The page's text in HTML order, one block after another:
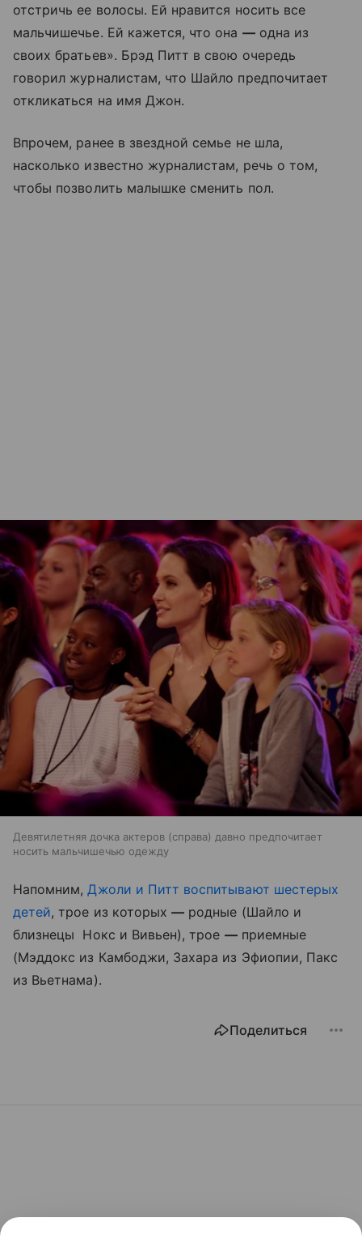
отстричь ее волосы. Ей нравится носить все
мальчишечье. Ей кажется, что она —одна из
своих братьев». Брэд Питт в свою очередь
говорил журналистам, что Шайло предпочитает
откликаться на имя Джон.
Впрочем, ранее в звездной семье не шла,
насколько известно журналистам, речь о том,
чтобы позволить малышке сменить пол.
Девятилетняя дочка актеров (справа) давно предпочитает
носить мальчишечью одежду
Напомним,Джоли и Питт воспитывают шестерых
детей, трое из которых— родные (Шайло и
близнецы Нокс и Вивьен), трое —приемные
(Мэддокс из Камбоджи, Захара из Эфиопии, Пакс
из Вьетнама).
Поделиться